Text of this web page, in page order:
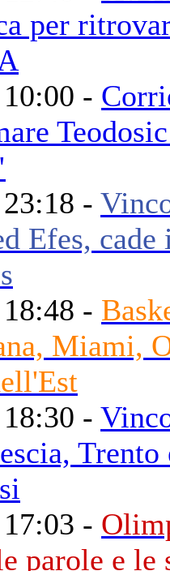
per
-
-
Efes, cade
-
Miami,
-
Trento
-
parole e le